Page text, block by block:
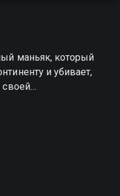
маньяк, который
и убивает,
своей
в полицию
Опытный нью-
его дочь стала
даёт обещание
и предать